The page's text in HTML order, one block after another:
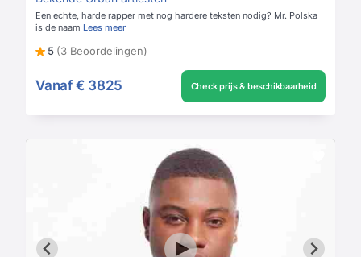
Een echte, harde rapper met nog hardere teksten nodig? Mr. Polska
is de naam Lees meer
5 (3 Beoordelingen)
Vanaf € 3825 Check prijs & beschikbaarheid